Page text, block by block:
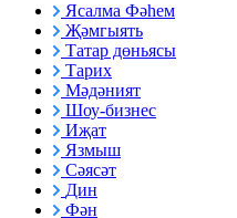
Ясалма Фәһем
Җәмгыять
Татар дөньясы
Тарих
Мәдәният
Шоу-бизнес
Иҗат
Язмыш
Сәясәт
Дин
Фән